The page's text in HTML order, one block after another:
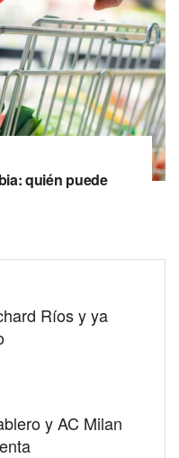
quién puede
Ríos y ya
y AC Milan